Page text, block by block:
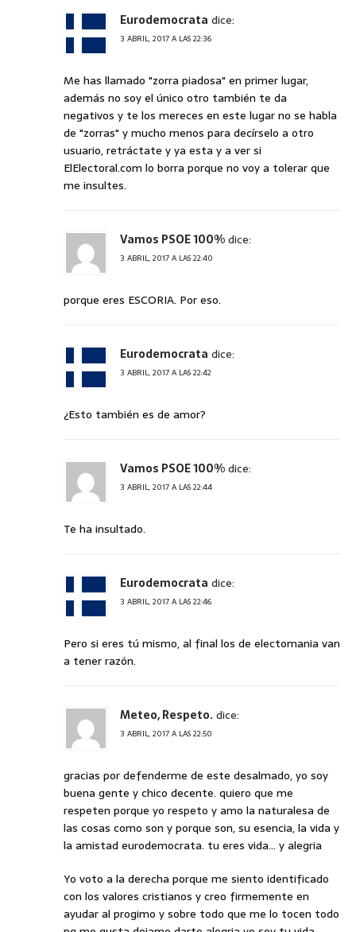
Eurodemocrata dice:
3 ABRIL, 2017 A LAS 22:36
Me has llamado "zorra piadosa" en primer lugar,
además no soy el único otro también te da
negativos y te los mereces en este lugar no se habla
de "zorras" y mucho menos para decírselo a otro
usuario, retráctate y ya esta y a ver si
ElElectoral.com lo borra porque no voy a tolerar que
me insultes.
Vamos PSOE 100%dice:
3 ABRIL, 2017 A LAS 22:40
porque eres ESCORIA. Por eso.
Eurodemocrata dice:
3 ABRIL, 2017 A LAS 22:42
¿Esto también es de amor?
Vamos PSOE 100%dice:
3 ABRIL, 2017 A LAS 22:44
Te ha insultado.
Eurodemocrata dice:
3 ABRIL, 2017 A LAS 22:46
Pero si eres tú mismo, al final los de electomania van
a tener razón.
Meteo, Respeto.dice:
3 ABRIL, 2017 A LAS 22:50
gracias por defenderme de este desalmado, yo soy
buena gente y chico decente. quiero que me
respeten porque yo respeto y amo la naturalesa de
las cosas como son y porque son, su esencia, la vida y
la amistad eurodemocrata. tu eres vida… y alegria
Yo voto a la derecha porque me siento identificado
con los valores cristianos y creo firmemente en
ayudar al progimo y sobre todo que me lo tocen todo